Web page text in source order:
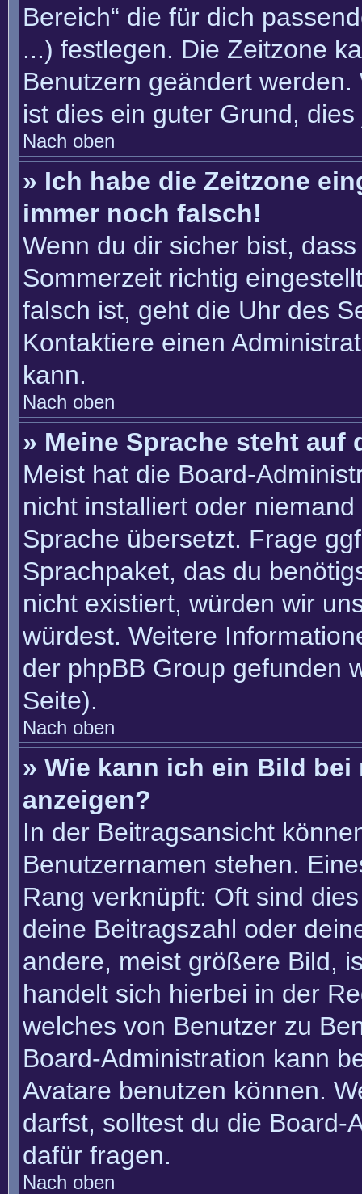
Bereich“ die für dich
...) festlegen. Die Zeitzone
Benutzern geändert
ist dies ein guter Grund,
Nach oben
» Ich habe die Zeitzone
immer noch falsch!
Wenn du dir sicher bist,
Sommerzeit richtig
falsch ist, geht die Uhr des
Kontaktiere einen
kann.
Nach oben
» Meine Sprache steht
Meist hat die Board-
nicht installiert oder
Sprache übersetzt. Frage
Sprachpaket, das du
nicht existiert, würden wir
würdest. Weitere
der phpBB Group gefunden
Seite).
Nach oben
» Wie kann ich ein Bild bei
anzeigen?
In der Beitragsansicht
Benutzernamen stehen.
Rang verknüpft: Oft sind
deine Beitragszahl oder
andere, meist größere Bild,
handelt sich hierbei in der
welches von Benutzer zu
Board-Administration kann
Avatare benutzen können.
darfst, solltest du die Board-
dafür fragen.
Nach oben